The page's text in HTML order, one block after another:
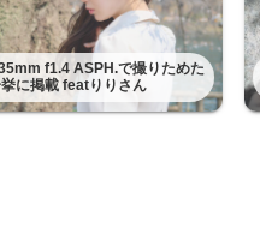
f1.4 ASPH.で撮りためた
に掲載 featりりさん